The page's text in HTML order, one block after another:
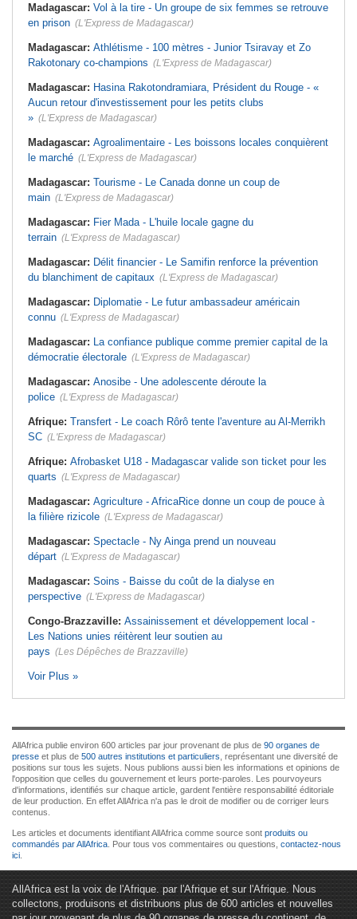
Madagascar: Vol à la tire - Un groupe de six femmes se retrouve
en prison (L'Express de Madagascar)
Madagascar: Athlétisme - 100 mètres - Junior Tsiravay et Zo
Rakotonary co-champions (L'Express de Madagascar)
Madagascar: Hasina Rakotondramiara, Président du Rouge - «
Aucun retour d'investissement pour les petits clubs
» (L'Express de Madagascar)
Madagascar: Agroalimentaire - Les boissons locales conquièrent
le marché (L'Express de Madagascar)
Madagascar: Tourisme - Le Canada donne un coup de
main (L'Express de Madagascar)
Madagascar: Fier Mada - L'huile locale gagne du
terrain (L'Express de Madagascar)
Madagascar: Délit financier - Le Samifin renforce la prévention
du blanchiment de capitaux (L'Express de Madagascar)
Madagascar: Diplomatie - Le futur ambassadeur américain
connu (L'Express de Madagascar)
Madagascar: La confiance publique comme premier capital de la
démocratie électorale (L'Express de Madagascar)
Madagascar: Anosibe - Une adolescente déroute la
police (L'Express de Madagascar)
Afrique: Transfert - Le coach Rôrô tente l'aventure au Al-Merrikh
SC (L'Express de Madagascar)
Afrique: Afrobasket U18 - Madagascar valide son ticket pour les
quarts (L'Express de Madagascar)
Madagascar: Agriculture - AfricaRice donne un coup de pouce à
la filière rizicole (L'Express de Madagascar)
Madagascar: Spectacle - Ny Ainga prend un nouveau
départ (L'Express de Madagascar)
Madagascar: Soins - Baisse du coût de la dialyse en
perspective (L'Express de Madagascar)
Congo-Brazzaville: Assainissement et développement local -
Les Nations unies réitèrent leur soutien au
pays (Les Dépêches de Brazzaville)
Voir Plus »
AllAfrica publie environ 600 articles par jour provenant de plus de 90 organes de
presse et plus de 500 autres institutions et particuliers , représentant une diversité de
positions sur tous les sujets. Nous publions aussi bien les informations et opinions de
l'opposition que celles du gouvernement et leurs porte-paroles. Les pourvoyeurs
d'informations, identifiés sur chaque article, gardent l'entière responsabilité éditoriale
de leur production. En effet AllAfrica n'a pas le droit de modifier ou de corriger leurs
contenus.
Les articles et documents identifiant AllAfrica comme source sont produits ou
commandés par AllAfrica . Pour tous vos commentaires ou questions, contactez-nous
ici
AllAfrica est la voix de l'Afrique. par l'Afrique et sur l'Afrique. Nous
collectons, produisons et distribuons plus de 600 articles et nouvelles